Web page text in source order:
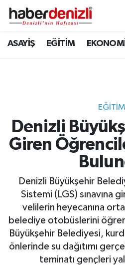
ASAYİŞ EĞİTİM EKONOMİ
EĞİTİM
Denizli
Giren
Denizli Büyükşehir
Sistemi (LGS) sınavına
velilerin heyecanına
belediye otobüslerini
Büyükşehir Belediyesi,
önlerinde su dağıtımı
teminatı gençleri
Denizli Nöbetçi
Tüm Manşetler
Son Dakika Haberleri
Haber Arşivi